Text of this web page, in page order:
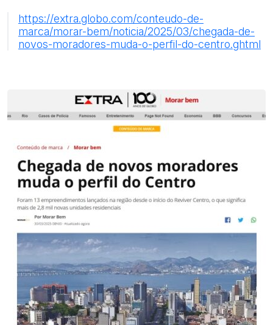
https://extra.globo.com/conteudo-de-
marca/morar-bem/noticia/2025/03/chegada-de-
novos-moradores-muda-o-perfil-do-centro.ghtml